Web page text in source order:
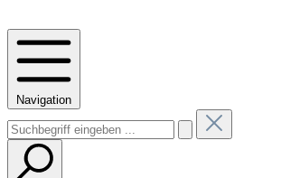
Navigation